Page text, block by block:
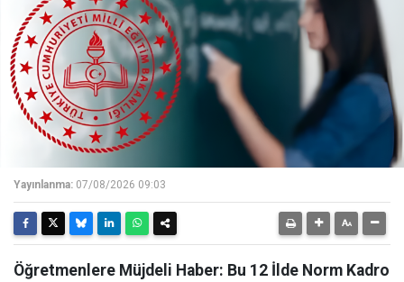
Yayınlanma: 07/08/2026 09:03
Öğretmenlere Müjdeli Haber: Bu 12 İlde Norm Kadro